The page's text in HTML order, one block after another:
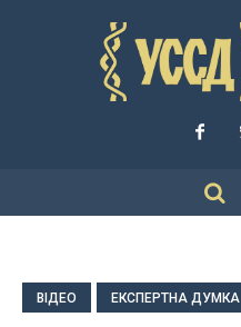
ВІДЕО ЕКСПЕРТНА ДУМКА